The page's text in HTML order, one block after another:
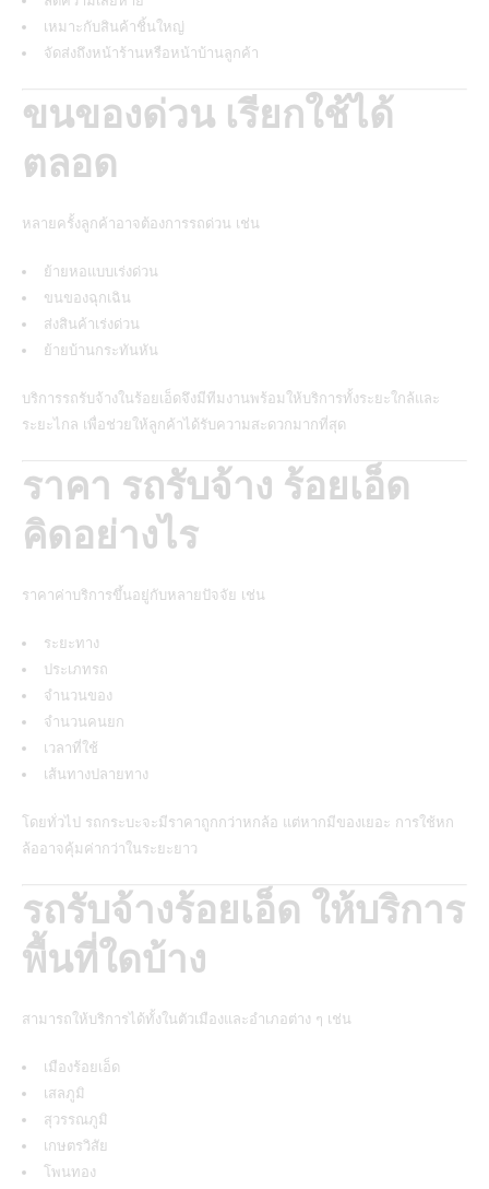
เหมาะกับสินค้าชิ้นใหญ่
จัดส่งถึงหน้าร้านหรือหน้าบ้านลูกค้า
ขนของด่วน เรียกใช้ได้
ตลอด
หลายครั้งลูกค้าอาจต้องการรถด่วน เช่น
ย้ายหอแบบเร่งด่วน
ขนของฉุกเฉิน
ส่งสินค้าเร่งด่วน
ย้ายบ้านกระทันหัน
บริการรถรับจ้างในร้อยเอ็ดจึงมีทีมงานพร้อมให้บริการทั้งระยะใกล้และ
ระยะไกล เพื่อช่วยให้ลูกค้าได้รับความสะดวกมากที่สุด
ราคา รถรับจ้าง ร้อยเอ็ด
คิดอย่างไร
ราคาค่าบริการขึ้นอยู่กับหลายปัจจัย เช่น
ระยะทาง
ประเภทรถ
จำนวนของ
จำนวนคนยก
เวลาที่ใช้
เส้นทางปลายทาง
โดยทั่วไป รถกระบะจะมีราคาถูกกว่าหกล้อ แต่หากมีของเยอะ การใช้หก
ล้ออาจคุ้มค่ากว่าในระยะยาว
รถรับจ้างร้อยเอ็ด ให้บริการ
พื้นที่ใดบ้าง
สามารถให้บริการได้ทั้งในตัวเมืองและอำเภอต่าง ๆ เช่น
เมืองร้อยเอ็ด
เสลภูมิ
สุวรรณภูมิ
เกษตรวิสัย
โพนทอง